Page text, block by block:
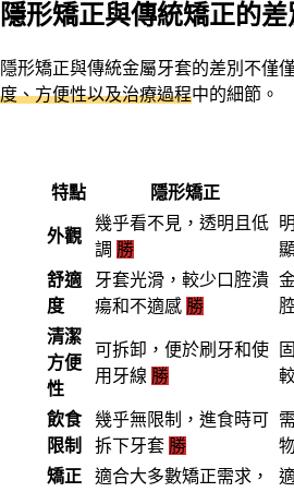
隱形矯正與傳統矯正的差
隱形矯正與傳統金屬牙套的差別不僅
度、方便性以及治療過程中的細節。
特點 隱形矯正
外觀
幾乎看不見，透明且低
調 勝
舒適
度
牙套光滑，較少口腔潰
瘍和不適感 勝
清潔
方便
性
可拆卸，便於刷牙和使
用牙線 勝
飲食
限制
幾乎無限制，進食時可
拆下牙套 勝
矯正
適合大多數矯正需求，